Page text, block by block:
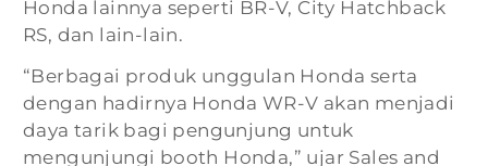
Honda lainnya seperti BR-V, City Hatchback
RS, dan lain-lain.
“Berbagai produk unggulan Honda serta
dengan hadirnya Honda WR-V akan menjadi
daya tarik bagi pengunjung untuk
mengunjungi booth Honda,” ujar Sales and